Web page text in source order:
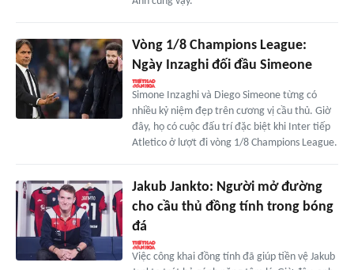
Vòng 1/8 Champions League:
Ngày Inzaghi đối đầu Simeone
Simone Inzaghi và Diego Simeone từng có
nhiều kỷ niệm đẹp trên cương vị cầu thủ. Giờ
đây, họ có cuộc đấu trí đặc biệt khi Inter tiếp
Atletico ở lượt đi vòng 1/8 Champions League.
Jakub Jankto: Người mở đường
cho cầu thủ đồng tính trong bóng
đá
Việc công khai đồng tính đã giúp tiền vệ Jakub